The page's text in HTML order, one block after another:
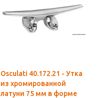
Osculati 40.172.21 - Утка
из хромированной
латуни 75 мм в форме